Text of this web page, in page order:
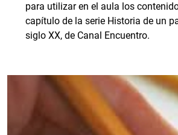
para utilizar en el aula los
capítulo de la serie Historia de un
siglo XX, de Canal Encuentro.